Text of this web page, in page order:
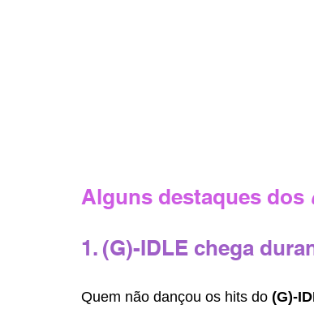
Alguns destaques dos
1. (G)-IDLE chega
Quem não dançou os hits do (G)-